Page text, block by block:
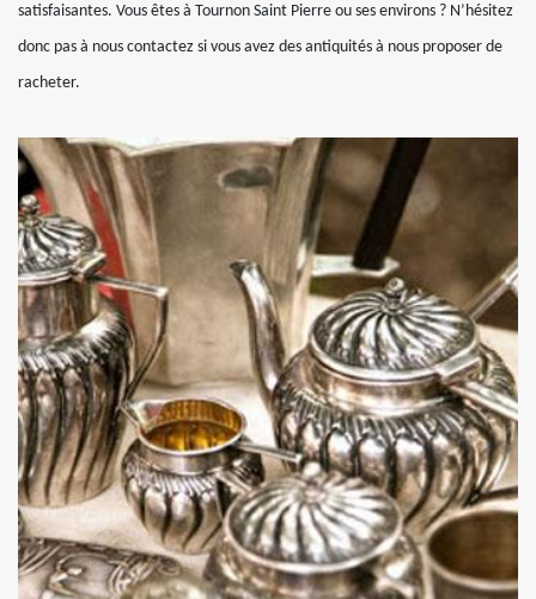
satisfaisantes. Vous êtes à Tournon Saint Pierre ou ses environs ? N’hésitez
donc pas à nous contactez si vous avez des antiquités à nous proposer de
racheter.